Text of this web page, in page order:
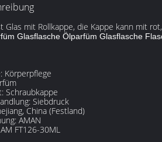
Glas mit Rollkappe, die Kappe kann mit
Glasflasche Ölparfüm Glasflasche
Körperpflege
Schraubkappe
Siebdruck
China (Festland)
AMAN
FT126-30ML